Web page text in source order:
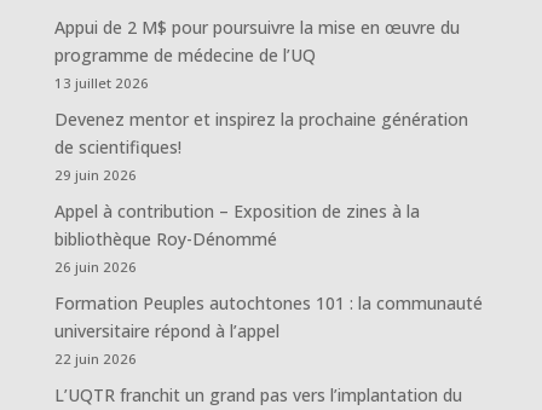
Appui de 2 M$ pour poursuivre la mise en œuvre du
programme de médecine de l’UQ
13 juillet 2026
Devenez mentor et inspirez la prochaine génération
de scientifiques!
29 juin 2026
Appel à contribution – Exposition de zines à la
bibliothèque Roy-Dénommé
26 juin 2026
Formation Peuples autochtones 101 : la communauté
universitaire répond à l’appel
22 juin 2026
L’UQTR franchit un grand pas vers l’implantation du